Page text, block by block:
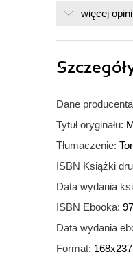
więcej
Dane producenta
Tytuł oryginału:
Tłumaczenie:
ISBN Książki
Data wydania
ISBN Ebooka:
Data wydania
Format: 168x237